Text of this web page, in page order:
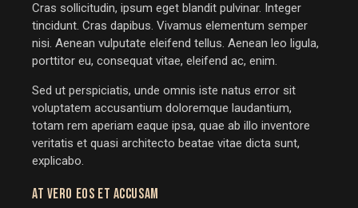
Cras sollicitudin, ipsum eget blandit pulvinar. Integer
tincidunt. Cras dapibus. Vivamus elementum semper
nisi. Aenean vulputate eleifend tellus. Aenean leo ligula,
porttitor eu, consequat vitae, eleifend ac, enim.
Sed ut perspiciatis, unde omnis iste natus error sit
voluptatem accusantium doloremque laudantium,
totam rem aperiam eaque ipsa, quae ab illo inventore
veritatis et quasi architecto beatae vitae dicta sunt,
explicabo.
AT VERO EOS ET ACCUSAM